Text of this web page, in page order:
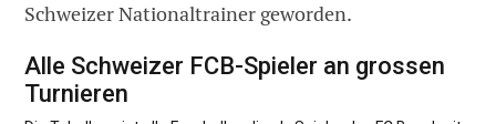
Schweizer Nationaltrainer geworden.